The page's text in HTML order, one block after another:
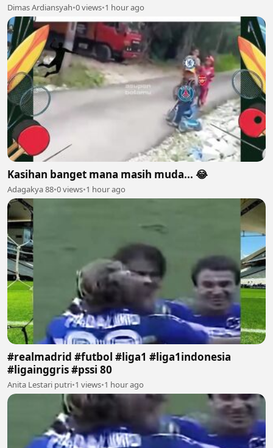
Dimas Ardiansyah•0 views•1 hour ago
Kasihan banget mana masih muda... 😂
Adagakya 88•0 views•1 hour ago
#realmadrid #futbol #liga1 #liga1indonesia
#ligainggris #pssi 80
Anita Lestari putri•1 views•1 hour ago